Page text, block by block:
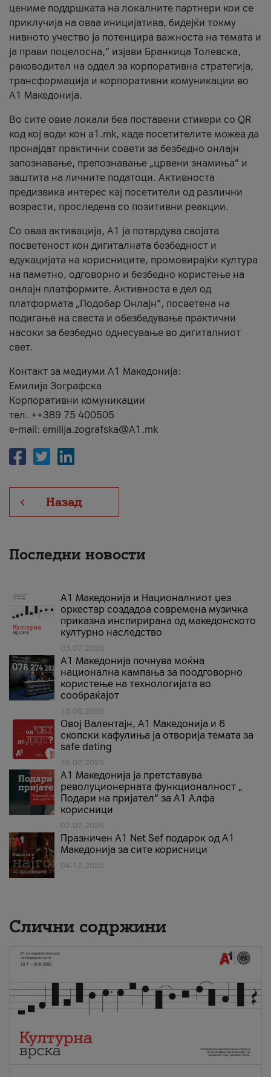
цениме поддршката на локалните партнери кои се
приклучија на оваа иницијатива, бидејќи токму
нивното учество ја потенцира важноста на темата и
ја прави поцелосна,“ изјави Бранкица Толевска,
раководител на оддел за корпоративна стратегија,
трансформација и корпоративни комуникации во
А1 Македонија.
Во сите овие локали беа поставени стикери со QR
код кој води кон a1.mk, каде посетителите можеа да
пронајдат практични совети за безбедно онлајн
запознавање, препознавање „црвени знамиња“ и
заштита на личните податоци. Активноста
предизвика интерес кај посетители од различни
возрасти, проследена со позитивни реакции.
Со оваа активација, А1 ја потврдува својата
посветеност кон дигиталната безбедност и
едукацијата на корисниците, промовирајќи култура
на паметно, одговорно и безбедно користење на
онлајн платформите. Активноста е дел од
платформата „Подобар Онлајн“, посветена на
подигање на свеста и обезбедување практични
насоки за безбедно однесување во дигиталниот
свет.
Контакт за медиуми А1 Македонија:
Емилија Зографска
Корпоративни комуникации
тел. ++389 75 400505
e-mail: emilija.zografska@A1.mk
Назад
Последни новости
А1 Македонија и Националниот џез
оркестар создадоа современа музичка
приказна инспирирана од македонското
културно наследство
03.07.2026
A1 Македонија почнува моќна
национална кампања за поодговорно
користење на технологијата во
сообраќајот
18.05.2026
Овој Валентајн, A1 Македонија и 6
скопски кафулиња ја отворија темата за
safe dating
16.02.2026
А1 Македонија ја претставува
револуционерната функционалност „
Подари на пријател“ за А1 Алфа
корисници
02.02.2026
Празничен A1 Net Sеf подарок од А1
Македонија за сите корисници
04.12.2025
Слични содржини